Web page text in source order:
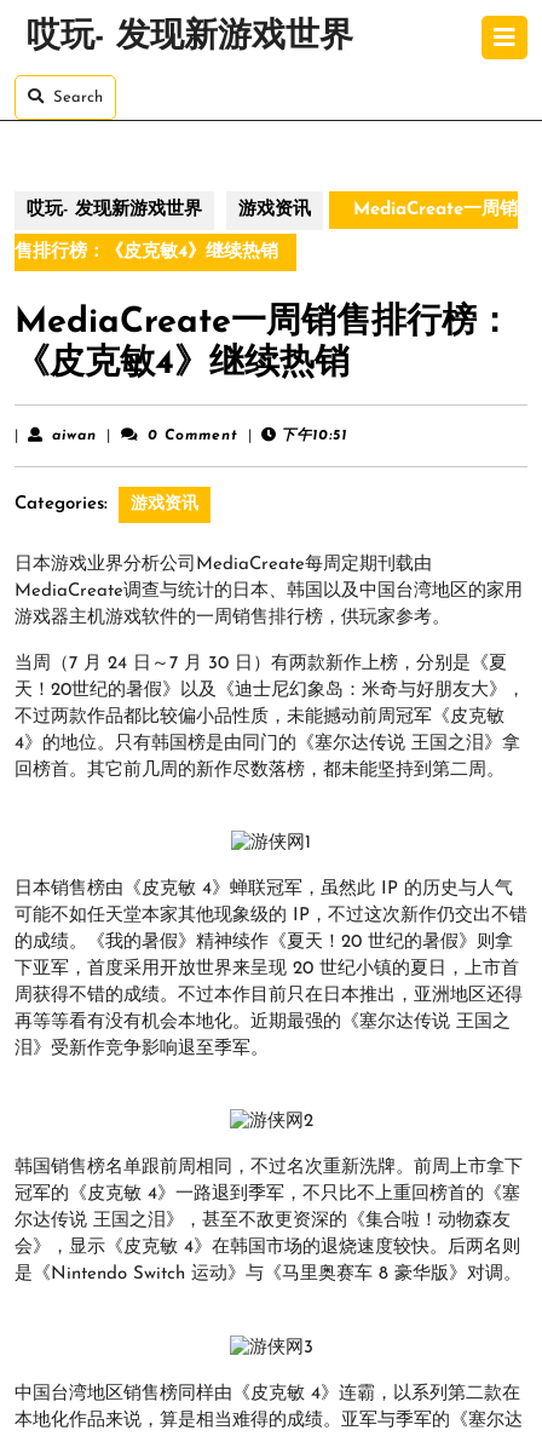
哎玩- 发现新游戏世界
Search
哎玩- 发现新游戏世界 游戏资讯 MediaCreate一周销
售排行榜：《皮克敏4》继续热销
MediaCreate一周销售排行榜：
《皮克敏4》继续热销
aiwan aiwan 0 Comment 下午10:51
Categories: 游戏资讯
日本游戏业界分析公司MediaCreate每周定期刊载由
MediaCreate调查与统计的日本、韩国以及中国台湾地区的家用
游戏器主机游戏软件的一周销售排行榜，供玩家参考。
当周（7 月 24 日～7 月 30 日）有两款新作上榜，分别是《夏
天！20世纪的暑假》以及《迪士尼幻象岛：米奇与好朋友大》，
不过两款作品都比较偏小品性质，未能撼动前周冠军《皮克敏
4》的地位。只有韩国榜是由同门的《塞尔达传说 王国之泪》拿
回榜首。其它前几周的新作尽数落榜，都未能坚持到第二周。
日本销售榜由《皮克敏 4》蝉联冠军，虽然此 IP 的历史与人气
可能不如任天堂本家其他现象级的 IP，不过这次新作仍交出不错
的成绩。《我的暑假》精神续作《夏天！20 世纪的暑假》则拿
下亚军，首度采用开放世界来呈现 20 世纪小镇的夏日，上市首
周获得不错的成绩。不过本作目前只在日本推出，亚洲地区还得
再等等看有没有机会本地化。近期最强的《塞尔达传说 王国之
泪》受新作竞争影响退至季军。
韩国销售榜名单跟前周相同，不过名次重新洗牌。前周上市拿下
冠军的《皮克敏 4》一路退到季军，不只比不上重回榜首的《塞
尔达传说 王国之泪》，甚至不敌更资深的《集合啦！动物森友
会》，显示《皮克敏 4》在韩国市场的退烧速度较快。后两名则
是《Nintendo Switch 运动》与《马里奥赛车 8 豪华版》对调。
中国台湾地区销售榜同样由《皮克敏 4》连霸，以系列第二款在
本地化作品来说，算是相当难得的成绩。亚军与季军的《塞尔达